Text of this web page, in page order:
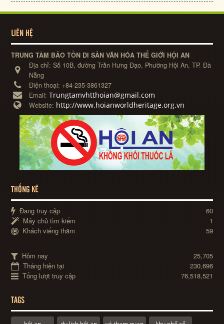
LIÊN HỆ
TRUNG TÂM BẢO TỒN DI SẢN VĂN HÓA THẾ GIỚI HỘI AN
Địa chỉ:Số 10B, đường Trần Hưng Đạo, Phường Hội An, TP. Đà
Nẵng
Điện thoại: +84-235-3861327
Email:Trungtamvhtthoian@gmail.com
Website: http://www.hoianworldheritage.org.vn
THỐNG KÊ
Đang truy cập
60
Máy chủ tìm kiếm
1
Khách viếng thăm
59
Hôm nay
25,705
Tháng hiện tại
230,696
Tổng lượt truy cập
76,518,521
TAGS